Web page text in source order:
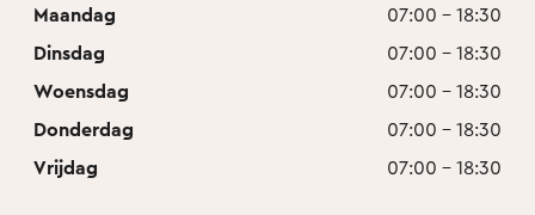
Maandag
07:00 - 18:30
Dinsdag
07:00 - 18:30
Woensdag
07:00 - 18:30
Donderdag
07:00 - 18:30
Vrijdag
07:00 - 18:30